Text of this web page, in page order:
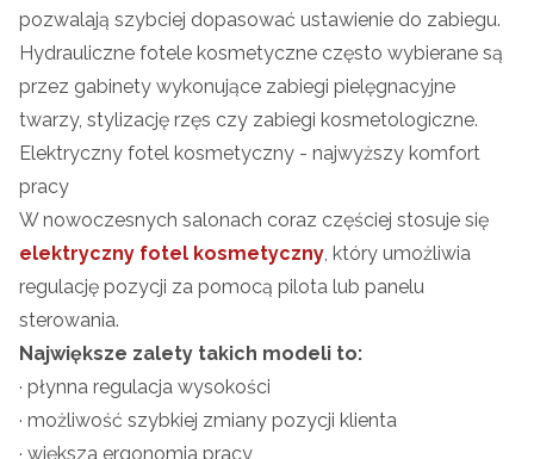
pozwalają szybciej dopasować ustawienie do zabiegu.
Hydrauliczne fotele kosmetyczne często wybierane są
przez gabinety wykonujące zabiegi pielęgnacyjne
twarzy, stylizację rzęs czy zabiegi kosmetologiczne.
Elektryczny fotel kosmetyczny - najwyższy komfort
pracy
W nowoczesnych salonach coraz częściej stosuje się
elektryczny fotel kosmetyczny, który umożliwia
regulację pozycji za pomocą pilota lub panelu
sterowania.
Największe zalety takich modeli to:
· płynna regulacja wysokości
· możliwość szybkiej zmiany pozycji klienta
· większa ergonomia pracy